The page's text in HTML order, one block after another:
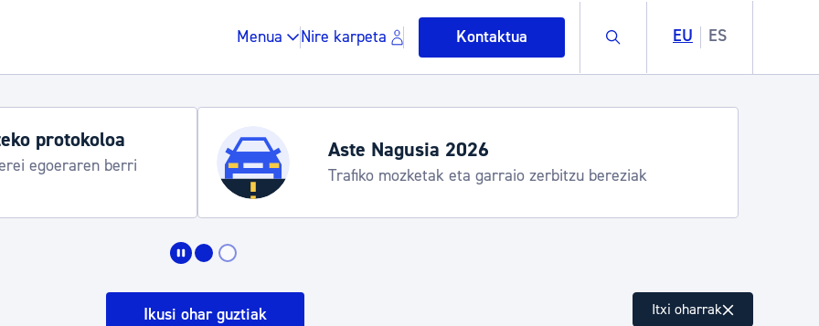
Menua Nire karpeta Kontaktua Buscar EU ES
protokoloa
egoeraren berri
Aste Nagusia 2026
Trafiko mozketak eta garraio zerbitzu bereziak
Ikusi ohar guztiak Itxi oharrak